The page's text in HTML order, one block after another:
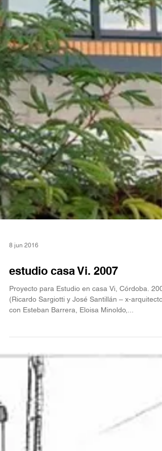
estudio casa Vi. 2007
Proyecto para Estudio en casa Vi, Córdoba.
(Ricardo Sargiotti y José Santillán – x-
con Esteban Barrera, Eloisa Minoldo,...